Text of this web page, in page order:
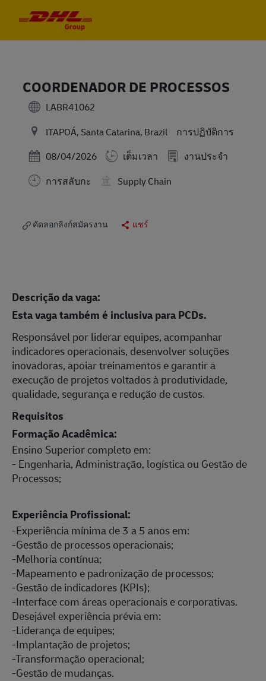
COORDENADOR DE PROCESSOS
LABR41062
ITAPOÁ, Santa Catarina, Brazil
หมวดหมู่
การปฏิบัติการ
Posted Date
08/04/2026 เต็มเวลา
งานประจำ
การสลับกะ
Supply Chain
คัดลอกลิงก์สมัครงาน แชร์
Descrição da vaga:
Esta vaga também é inclusiva para PCDs.
Responsável por liderar equipes, acompanhar
indicadores operacionais, desenvolver soluções
inovadoras, apoiar treinamentos e garantir a
execução de projetos voltados à produtividade,
qualidade, segurança e redução de custos.
Requisitos
Formação Acadêmica:
Ensino Superior completo em:
- Engenharia, Administração, logística ou Gestão de
Processos;
Experiência Profissional:
-Experiência mínima de 3 a 5 anos em:
-Gestão de processos operacionais;
-Melhoria contínua;
-Mapeamento e padronização de processos;
-Gestão de indicadores (KPIs);
-Interface com áreas operacionais e corporativas.
Desejável experiência prévia em:
-Liderança de equipes;
-Implantação de projetos;
-Transformação operacional;
-Gestão de mudanças.